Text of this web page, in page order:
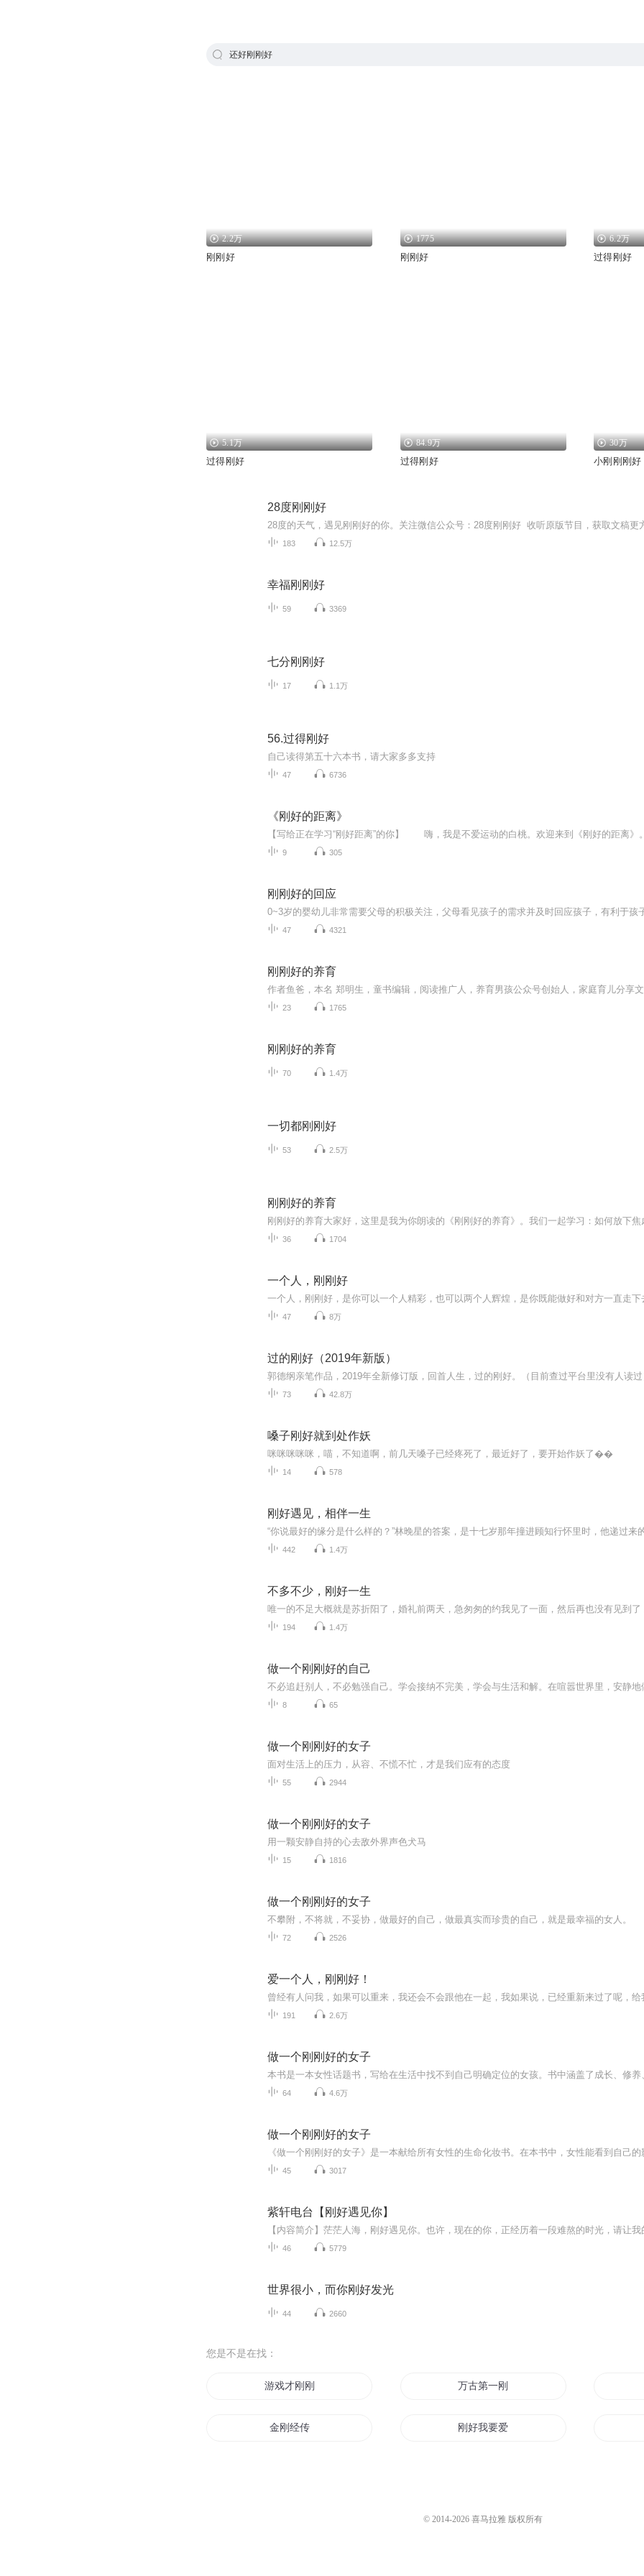
还好刚刚好
2.2万
刚刚好
1775
刚刚好
6.2万
过得刚好
5.1万
过得刚好
84.9万
过得刚好
30万
小刚刚刚好
28度刚刚好
183 12.5万
幸福刚刚好
59 3369
七分刚刚好
17 1.1万
56.过得刚好
自己读得第五十六本书，请大家多多支持
47 6736
《刚好的距离》
9 305
刚刚好的回应
47 4321
刚刚好的养育
23 1765
刚刚好的养育
70 1.4万
一切都刚刚好
53 2.5万
刚刚好的养育
36 1704
一个人，刚刚好
47 8万
过的刚好（2019年新版）
郭德纲亲笔作品，2019年全新修订版，回首人生，过的刚好。（目前查过平台里没有人读过
73 42.8万
嗓子刚好就到处作妖
咪咪咪咪咪，喵，不知道啊，前几天嗓子已经疼死了，最近好了，要开始作妖了��
14 578
刚好遇见，相伴一生
442 1.4万
不多不少，刚好一生
194 1.4万
做一个刚刚好的自己
8 65
做一个刚刚好的女子
面对生活上的压力，从容、不慌不忙，才是我们应有的态度
55 2944
做一个刚刚好的女子
用一颗安静自持的心去敌外界声色犬马
15 1816
做一个刚刚好的女子
不攀附，不将就，不妥协，做最好的自己，做最真实而珍贵的自己，就是最幸福的女人。
72 2526
爱一个人，刚刚好！
191 2.6万
做一个刚刚好的女子
64 4.6万
做一个刚刚好的女子
45 3017
紫轩电台【刚好遇见你】
46 5779
世界很小，而你刚好发光
44 2660
您是不是在找：
游戏才刚刚开始 万古第一刚
金刚经传 刚好我要爱上你
© 2014-2026 喜马拉雅 版权所有